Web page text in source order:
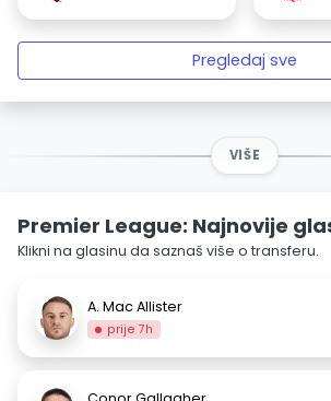
Pregledaj sve
VIŠE
Premier League: Najnovije
Klikni na glasinu da saznaš više o transferu.
A. Mac Allister
prije 7h